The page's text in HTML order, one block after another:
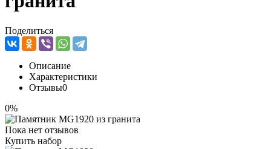
Поделиться
Описание
Характеристики
Отзывы0
0%
Пока нет отзывов
Купить набор